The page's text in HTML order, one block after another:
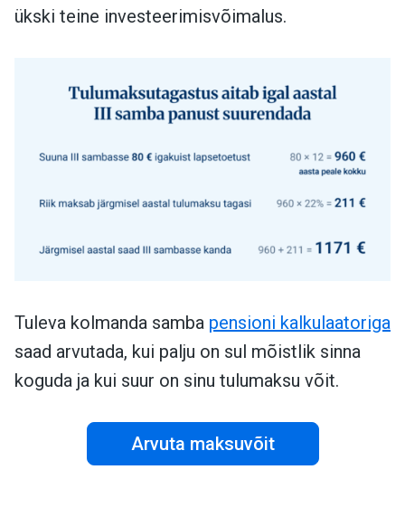
ükski teine investeerimisvõimalus.
Tuleva kolmanda samba pensioni kalkulaatoriga
saad arvutada, kui palju on sul mõistlik sinna
koguda ja kui suur on sinu tulumaksu võit.
Arvuta maksuvõit